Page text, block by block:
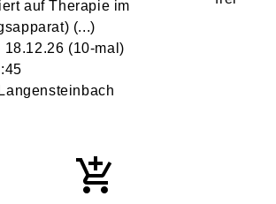
auf Therapie im
(...)
18.12.26 (10-mal)